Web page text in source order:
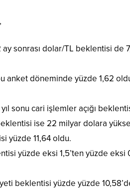
sonrası dolar/TL beklentisi de
anket döneminde yüzde 1,62
sonu cari işlemler açığı
ise 22 milyar dolara
yüzde 11,64 oldu.
yüzde eksi 1,5’ten yüzde eksi
beklentisi yüzde yüzde